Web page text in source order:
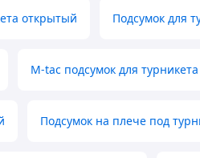
открытый Подсумок для
M-tac подсумок для турникета
Подсумок на плече под